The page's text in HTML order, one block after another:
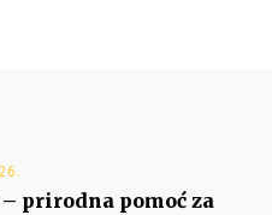
prirodna pomoć za